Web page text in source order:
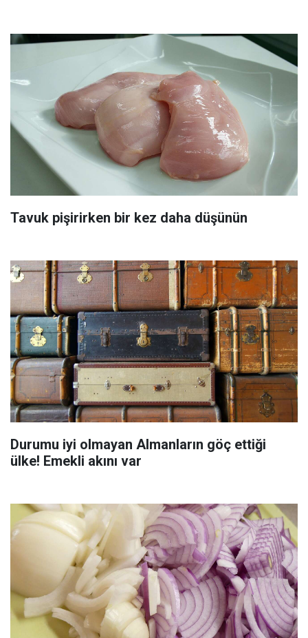
Tavuk pişirirken bir kez daha düşünün
Durumu iyi olmayan Almanların göç ettiği
ülke! Emekli akını var